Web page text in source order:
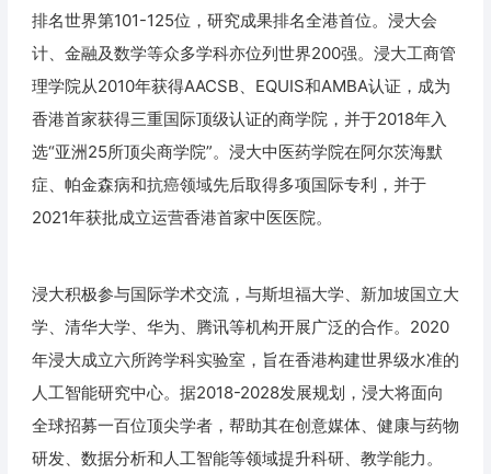
排名世界第101-125位，研究成果排名全港首位。浸大会
计、金融及数学等众多学科亦位列世界200强。浸大工商管
理学院从2010年获得AACSB、EQUIS和AMBA认证，成为
香港首家获得三重国际顶级认证的商学院，并于2018年入
选“亚洲25所顶尖商学院”。浸大中医药学院在阿尔茨海默
症、帕金森病和抗癌领域先后取得多项国际专利，并于
2021年获批成立运营香港首家中医医院。
浸大积极参与国际学术交流，与斯坦福大学、新加坡国立大
学、清华大学、华为、腾讯等机构开展广泛的合作。2020
年浸大成立六所跨学科实验室，旨在香港构建世界级水准的
人工智能研究中心。据2018-2028发展规划，浸大将面向
全球招募一百位顶尖学者，帮助其在创意媒体、健康与药物
研发、数据分析和人工智能等领域提升科研、教学能力。